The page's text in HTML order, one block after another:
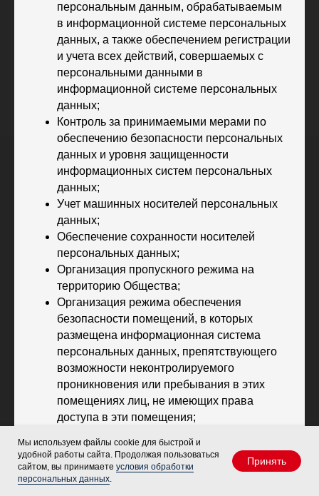
Мы используем файлы cookie для быстрой и
удобной работы сайта. Продолжая пользоваться
сайтом, вы принимаете условия обработки
персональных данных.
Принять
персональным данным, обрабатываемым
в информационной системе персональных
данных, а также обеспечением регистрации
и учета всех действий, совершаемых с
персональными данными в
информационной системе персональных
данных;
Контроль за принимаемыми мерами по
обеспечению безопасности персональных
данных и уровня защищенности
информационных систем персональных
данных;
Учет машинных носителей персональных
данных;
Обеспечение сохранности носителей
персональных данных;
Организация пропускного режима на
территорию Общества;
Организация режима обеспечения
безопасности помещений, в которых
размещена информационная система
персональных данных, препятствующего
возможности неконтролируемого
проникновения или пребывания в этих
помещениях лиц, не имеющих права
доступа в эти помещения;
обработки персональных данных в
пределах охраняемой территории;
Поддержание технических средств охраны,